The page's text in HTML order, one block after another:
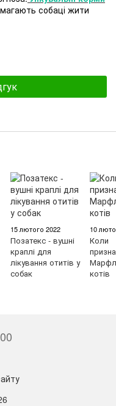
собаці жити
15 лютого 2022
Позатекс - вушні
краплі для
лікування отитів у
собак
10
Коли
котів